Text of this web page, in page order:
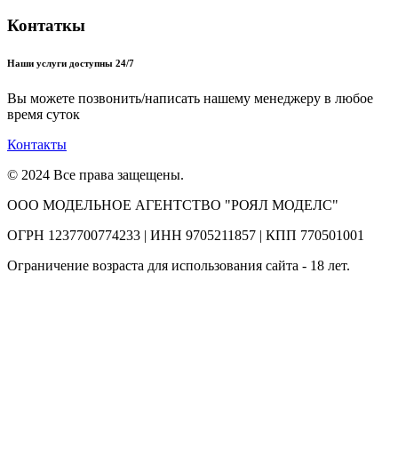
Контаткы
Наши услуги доступны 24/7
Вы можете позвонить/написать нашему менеджеру в любое
время суток
Контакты
© 2024 Все права защещены.
ООО МОДЕЛЬНОЕ АГЕНТСТВО "РОЯЛ МОДЕЛС"
ОГРН 1237700774233 | ИНН 9705211857 | КПП 770501001
Ограничение возраста для использования сайта - 18 лет.